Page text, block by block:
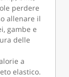
perdere
allenare il
gambe e
delle
a
elastico.